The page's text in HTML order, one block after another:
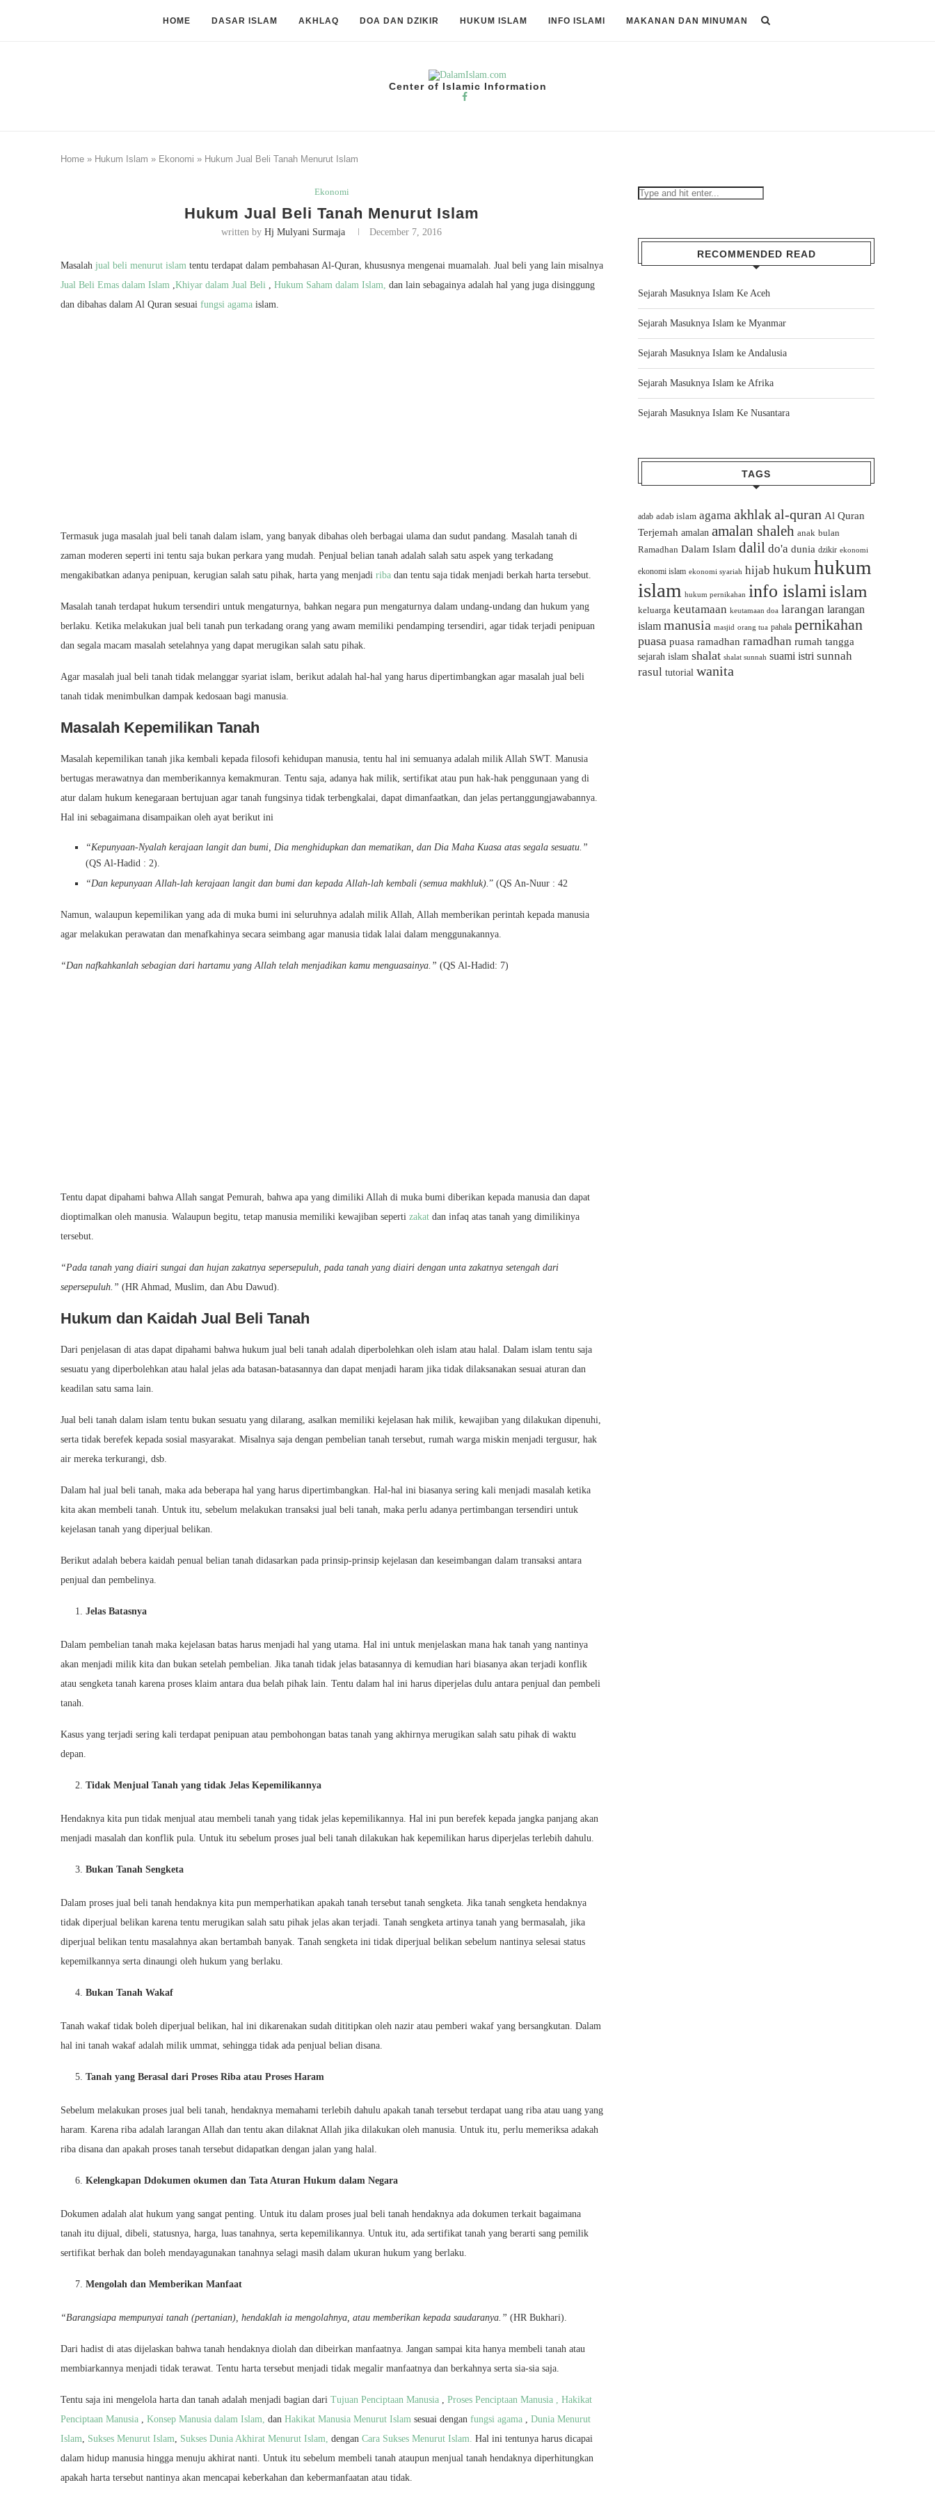
HOME DASAR ISLAM AKHLAQ DOA DAN DZIKIR HUKUM ISLAM INFO ISLAMI MAKANAN DAN MINUMAN
Center of Islamic Information
Home » Hukum Islam » Ekonomi » Hukum Jual Beli Tanah Menurut Islam
Ekonomi
Hukum Jual Beli Tanah Menurut Islam
written byHj Mulyani Surmaja December 7, 2016
Masalah jual beli menurut islam tentu terdapat dalam pembahasan Al-Quran, khususnya mengenai muamalah. Jual beli yang lain misalnya
Jual Beli Emas dalam Islam ,Khiyar dalam Jual Beli , Hukum Saham dalam Islam, dan lain sebagainya adalah hal yang juga disinggung
dan dibahas dalam Al Quran sesuai fungsi agama islam.
Termasuk juga masalah jual beli tanah dalam islam, yang banyak dibahas oleh berbagai ulama dan sudut pandang. Masalah tanah di
zaman moderen seperti ini tentu saja bukan perkara yang mudah. Penjual belian tanah adalah salah satu aspek yang terkadang
mengakibatkan adanya penipuan, kerugian salah satu pihak, harta yang menjadi riba dan tentu saja tidak menjadi berkah harta tersebut.
Masalah tanah terdapat hukum tersendiri untuk mengaturnya, bahkan negara pun mengaturnya dalam undang-undang dan hukum yang
berlaku. Ketika melakukan jual beli tanah pun terkadang orang yang awam memiliki pendamping tersendiri, agar tidak terjadi penipuan
dan segala macam masalah setelahnya yang dapat merugikan salah satu pihak.
Agar masalah jual beli tanah tidak melanggar syariat islam, berikut adalah hal-hal yang harus dipertimbangkan agar masalah jual beli
tanah tidak menimbulkan dampak kedosaan bagi manusia.
Masalah Kepemilikan Tanah
Masalah kepemilikan tanah jika kembali kepada filosofi kehidupan manusia, tentu hal ini semuanya adalah milik Allah SWT. Manusia
bertugas merawatnya dan memberikannya kemakmuran. Tentu saja, adanya hak milik, sertifikat atau pun hak-hak penggunaan yang di
atur dalam hukum kenegaraan bertujuan agar tanah fungsinya tidak terbengkalai, dapat dimanfaatkan, dan jelas pertanggungjawabannya.
Hal ini sebagaimana disampaikan oleh ayat berikut ini
“Kepunyaan-Nyalah kerajaan langit dan bumi, Dia menghidupkan dan mematikan, dan Dia Maha Kuasa atas segala sesuatu.”
(QS Al-Hadid : 2).
“Dan kepunyaan Allah-lah kerajaan langit dan bumi dan kepada Allah-lah kembali (semua makhluk).” (QS An-Nuur : 42
Namun, walaupun kepemilikan yang ada di muka bumi ini seluruhnya adalah milik Allah, Allah memberikan perintah kepada manusia
agar melakukan perawatan dan menafkahinya secara seimbang agar manusia tidak lalai dalam menggunakannya.
“Dan nafkahkanlah sebagian dari hartamu yang Allah telah menjadikan kamu menguasainya.” (QS Al-Hadid: 7)
Tentu dapat dipahami bahwa Allah sangat Pemurah, bahwa apa yang dimiliki Allah di muka bumi diberikan kepada manusia dan dapat
dioptimalkan oleh manusia. Walaupun begitu, tetap manusia memiliki kewajiban seperti zakat dan infaq atas tanah yang dimilikinya
tersebut.
“Pada tanah yang diairi sungai dan hujan zakatnya sepersepuluh, pada tanah yang diairi dengan unta zakatnya setengah dari
sepersepuluh.” (HR Ahmad, Muslim, dan Abu Dawud).
Hukum dan Kaidah Jual Beli Tanah
Dari penjelasan di atas dapat dipahami bahwa hukum jual beli tanah adalah diperbolehkan oleh islam atau halal. Dalam islam tentu saja
sesuatu yang diperbolehkan atau halal jelas ada batasan-batasannya dan dapat menjadi haram jika tidak dilaksanakan sesuai aturan dan
keadilan satu sama lain.
Jual beli tanah dalam islam tentu bukan sesuatu yang dilarang, asalkan memiliki kejelasan hak milik, kewajiban yang dilakukan dipenuhi,
serta tidak berefek kepada sosial masyarakat. Misalnya saja dengan pembelian tanah tersebut, rumah warga miskin menjadi tergusur, hak
air mereka terkurangi, dsb.
Dalam hal jual beli tanah, maka ada beberapa hal yang harus dipertimbangkan. Hal-hal ini biasanya sering kali menjadi masalah ketika
kita akan membeli tanah. Untuk itu, sebelum melakukan transaksi jual beli tanah, maka perlu adanya pertimbangan tersendiri untuk
kejelasan tanah yang diperjual belikan.
Berikut adalah bebera kaidah penual belian tanah didasarkan pada prinsip-prinsip kejelasan dan keseimbangan dalam transaksi antara
penjual dan pembelinya.
Jelas Batasnya
Dalam pembelian tanah maka kejelasan batas harus menjadi hal yang utama. Hal ini untuk menjelaskan mana hak tanah yang nantinya
akan menjadi milik kita dan bukan setelah pembelian. Jika tanah tidak jelas batasannya di kemudian hari biasanya akan terjadi konflik
atau sengketa tanah karena proses klaim antara dua belah pihak lain. Tentu dalam hal ini harus diperjelas dulu antara penjual dan pembeli
tanah.
Kasus yang terjadi sering kali terdapat penipuan atau pembohongan batas tanah yang akhirnya merugikan salah satu pihak di waktu
depan.
Tidak Menjual Tanah yang tidak Jelas Kepemilikannya
Hendaknya kita pun tidak menjual atau membeli tanah yang tidak jelas kepemilikannya. Hal ini pun berefek kepada jangka panjang akan
menjadi masalah dan konflik pula. Untuk itu sebelum proses jual beli tanah dilakukan hak kepemilikan harus diperjelas terlebih dahulu.
Bukan Tanah Sengketa
Dalam proses jual beli tanah hendaknya kita pun memperhatikan apakah tanah tersebut tanah sengketa. Jika tanah sengketa hendaknya
tidak diperjual belikan karena tentu merugikan salah satu pihak jelas akan terjadi. Tanah sengketa artinya tanah yang bermasalah, jika
diperjual belikan tentu masalahnya akan bertambah banyak. Tanah sengketa ini tidak diperjual belikan sebelum nantinya selesai status
kepemilkannya serta dinaungi oleh hukum yang berlaku.
Bukan Tanah Wakaf
Tanah wakaf tidak boleh diperjual belikan, hal ini dikarenakan sudah dititipkan oleh nazir atau pemberi wakaf yang bersangkutan. Dalam
hal ini tanah wakaf adalah milik ummat, sehingga tidak ada penjual belian disana.
Tanah yang Berasal dari Proses Riba atau Proses Haram
Sebelum melakukan proses jual beli tanah, hendaknya memahami terlebih dahulu apakah tanah tersebut terdapat uang riba atau uang yang
haram. Karena riba adalah larangan Allah dan tentu akan dilaknat Allah jika dilakukan oleh manusia. Untuk itu, perlu memeriksa adakah
riba disana dan apakah proses tanah tersebut didapatkan dengan jalan yang halal.
Kelengkapan Ddokumen okumen dan Tata Aturan Hukum dalam Negara
Dokumen adalah alat hukum yang sangat penting. Untuk itu dalam proses jual beli tanah hendaknya ada dokumen terkait bagaimana
tanah itu dijual, dibeli, statusnya, harga, luas tanahnya, serta kepemilikannya. Untuk itu, ada sertifikat tanah yang berarti sang pemilik
sertifikat berhak dan boleh mendayagunakan tanahnya selagi masih dalam ukuran hukum yang berlaku.
Mengolah dan Memberikan Manfaat
“Barangsiapa mempunyai tanah (pertanian), hendaklah ia mengolahnya, atau memberikan kepada saudaranya.” (HR Bukhari).
Dari hadist di atas dijelaskan bahwa tanah hendaknya diolah dan dibeirkan manfaatnya. Jangan sampai kita hanya membeli tanah atau
membiarkannya menjadi tidak terawat. Tentu harta tersebut menjadi tidak megalir manfaatnya dan berkahnya serta sia-sia saja.
Tentu saja ini mengelola harta dan tanah adalah menjadi bagian dari Tujuan Penciptaan Manusia , Proses Penciptaan Manusia , Hakikat
Penciptaan Manusia , Konsep Manusia dalam Islam, dan Hakikat Manusia Menurut Islam sesuai dengan fungsi agama , Dunia Menurut
Islam, Sukses Menurut Islam, Sukses Dunia Akhirat Menurut Islam, dengan Cara Sukses Menurut Islam. Hal ini tentunya harus dicapai
dalam hidup manusia hingga menuju akhirat nanti. Untuk itu sebelum membeli tanah ataupun menjual tanah hendaknya diperhitungkan
apakah harta tersebut nantinya akan mencapai keberkahan dan kebermanfaatan atau tidak.
RECOMMENDED READ
Sejarah Masuknya Islam Ke Aceh
Sejarah Masuknya Islam ke Myanmar
Sejarah Masuknya Islam ke Andalusia
Sejarah Masuknya Islam ke Afrika
Sejarah Masuknya Islam Ke Nusantara
TAGS
adab adab islam agama akhlakal-quran Al Quran
Terjemah amalan amalan shaleh anak bulan
Ramadhan Dalam Islam dalil do'a dunia dzikir ekonomi
ekonomi islam ekonomi syariah hijab hukum hukum
islam hukum pernikahan info islamiislam
keluarga keutamaan keutamaan doa larangan larangan
islam manusia masjid orang tua pahala pernikahan
puasa puasa ramadhan ramadhan rumah tangga
sejarah islam shalat shalat sunnah suami istri sunnah
rasul tutorial wanita